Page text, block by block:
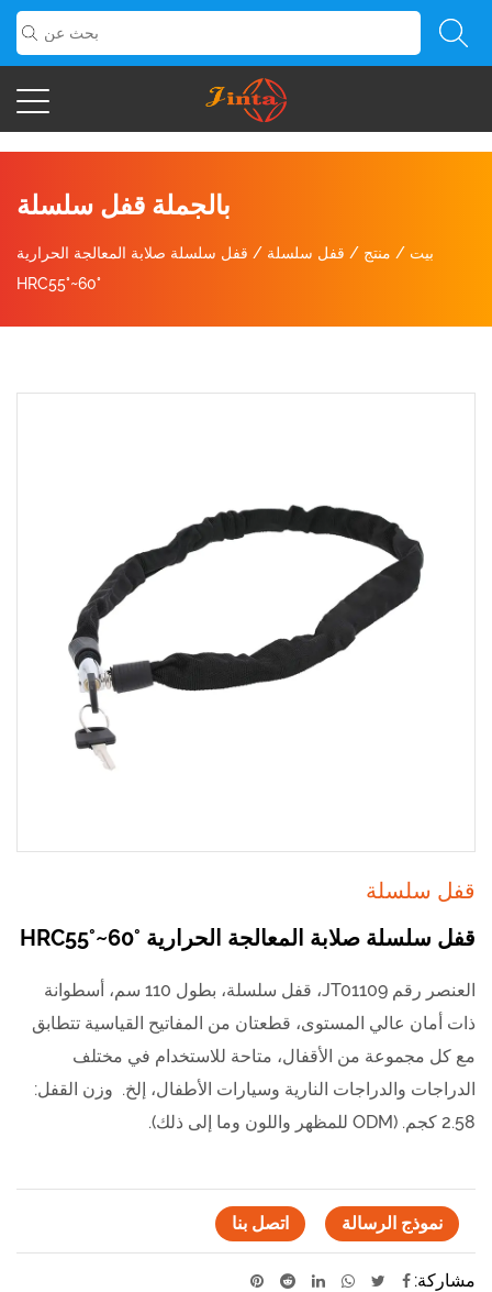
بالجملة قفل سلسلة
بيت / منتج / قفل سلسلة / قفل سلسلة صلابة المعالجة الحرارية
HRC55°~60°
قفل سلسلة
قفل سلسلة صلابة المعالجة الحرارية HRC55°~60°
العنصر رقم JT01109، قفل سلسلة، بطول 110 سم، أسطوانة
ذات أمان عالي المستوى، قطعتان من المفاتيح القياسية تتطابق
مع كل مجموعة من الأقفال، متاحة للاستخدام في مختلف
الدراجات والدراجات النارية وسيارات الأطفال، إلخ. وزن القفل:
2.58 كجم. (ODM للمظهر واللون وما إلى ذلك).
نموذج الرسالة اتصل بنا
مشاركة: